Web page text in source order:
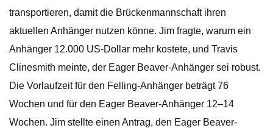
transportieren, damit die Brückenmannschaft ihren
aktuellen Anhänger nutzen könne. Jim fragte, warum ein
Anhänger 12.000 US-Dollar mehr kostete, und Travis
Clinesmith meinte, der Eager Beaver-Anhänger sei robust.
Die Vorlaufzeit für den Felling-Anhänger beträgt 76
Wochen und für den Eager Beaver-Anhänger 12–14
Wochen. Jim stellte einen Antrag, den Eager Beaver-